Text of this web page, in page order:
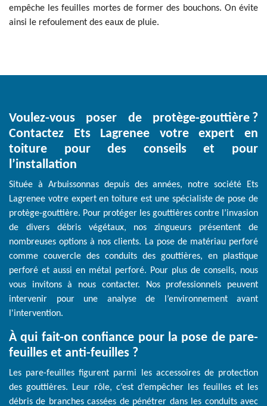
empêche les feuilles mortes de former des bouchons. On évite
ainsi le refoulement des eaux de pluie.
Voulez-vous poser de protège-gouttière ?
Contactez Ets Lagrenee votre expert en
toiture pour des conseils et pour
l’installation
Située à Arbuissonnas depuis des années, notre société Ets
Lagrenee votre expert en toiture est une spécialiste de pose de
protège-gouttière. Pour protéger les gouttières contre l’invasion
de divers débris végétaux, nos zingueurs présentent de
nombreuses options à nos clients. La pose de matériau perforé
comme couvercle des conduits des gouttières, en plastique
perforé et aussi en métal perforé. Pour plus de conseils, nous
vous invitons à nous contacter. Nos professionnels peuvent
intervenir pour une analyse de l’environnement avant
l'intervention.
À qui fait-on confiance pour la pose de pare-
feuilles et anti-feuilles ?
Les pare-feuilles figurent parmi les accessoires de protection
des gouttières. Leur rôle, c’est d’empêcher les feuilles et les
débris de branches cassées de pénétrer dans les conduits avec